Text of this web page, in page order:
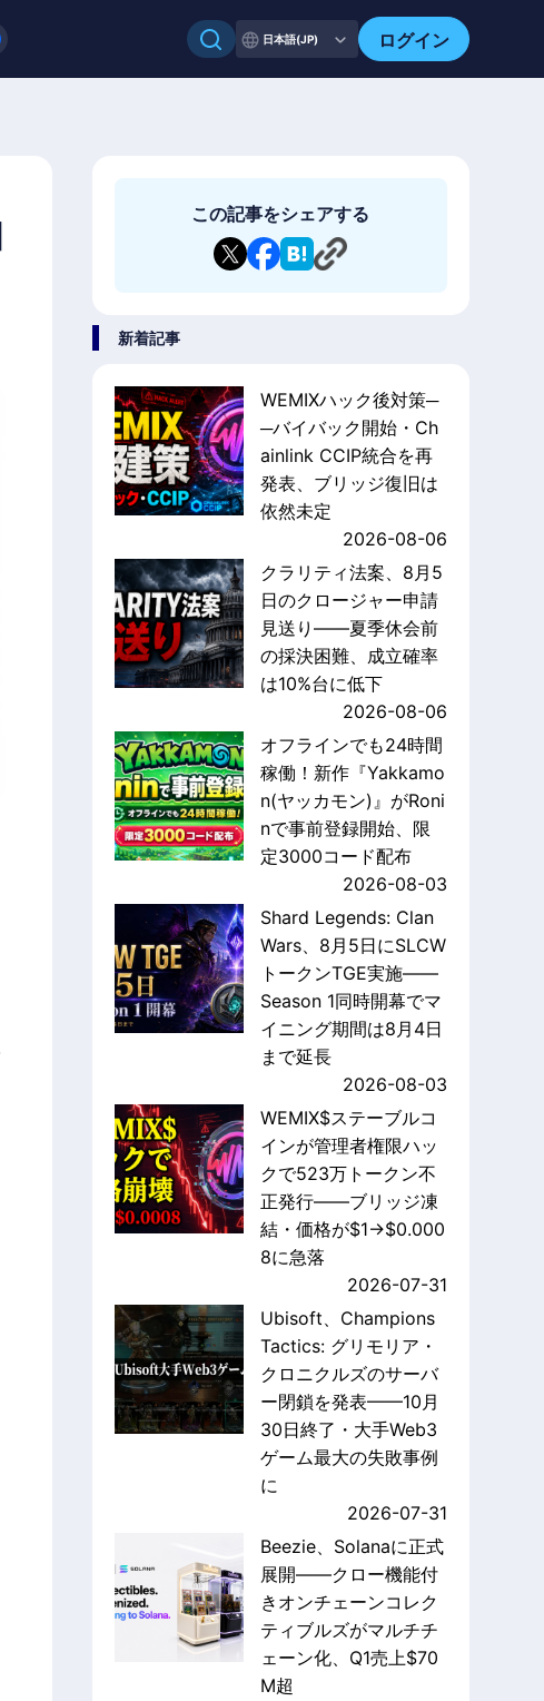
日本語(JP) ログイン
この記事をシェアする
新着記事
WEMIXハック後対策─
─バイバック開始・Ch
ainlink CCIP統合を再
発表、ブリッジ復旧は
依然未定
2026-08-06
クラリティ法案、8月5
日のクロージャー申請
見送り——夏季休会前
の採決困難、成立確率
は10%台に低下
2026-08-06
オフラインでも24時間
稼働！新作『Yakkamo
n(ヤッカモン)』がRoni
nで事前登録開始、限
定3000コード配布
2026-08-03
Shard Legends: Clan
Wars、8月5日にSLCW
トークンTGE実施——
Season 1同時開幕でマ
イニング期間は8月4日
まで延長
2026-08-03
WEMIX$ステーブルコ
インが管理者権限ハッ
クで523万トークン不
正発行——ブリッジ凍
結・価格が$1→$0.000
8に急落
2026-07-31
Ubisoft、Champions
Tactics: グリモリア・
クロニクルズのサーバ
ー閉鎖を発表——10月
30日終了・大手Web3
ゲーム最大の失敗事例
に
2026-07-31
Beezie、Solanaに正式
展開——クロー機能付
きオンチェーンコレク
ティブルズがマルチチ
ェーン化、Q1売上$70
M超